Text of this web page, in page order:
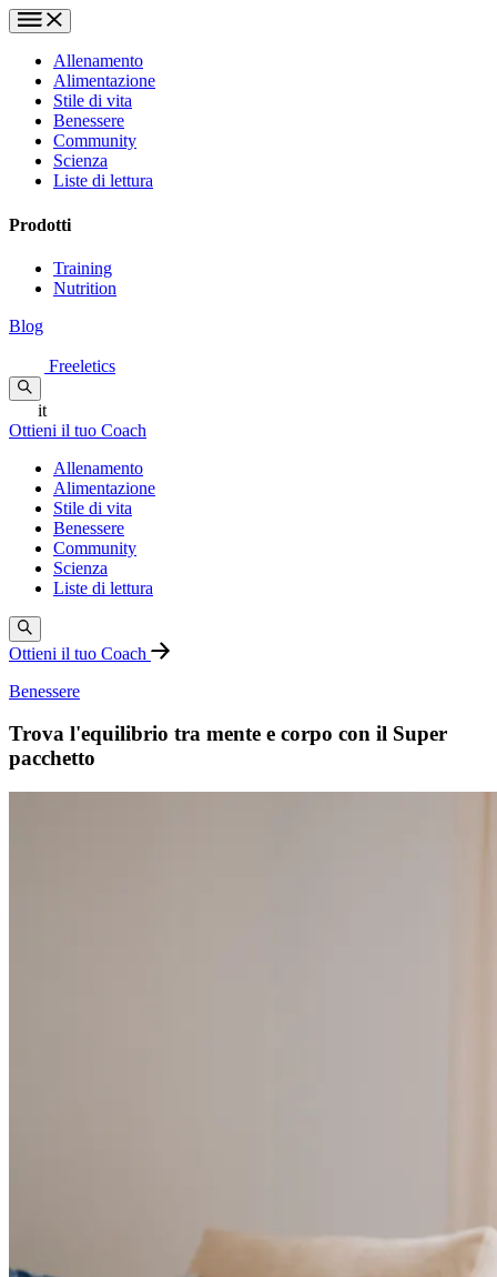
Allenamento
Alimentazione
Stile di vita
Benessere
Community
Scienza
Liste di lettura
Prodotti
Training
Nutrition
Blog
Freeletics
it
Ottieni il tuo Coach
Allenamento
Alimentazione
Stile di vita
Benessere
Community
Scienza
Liste di lettura
Ottieni il tuo Coach
Benessere
Trova l'equilibrio tra mente e corpo con il Super
pacchetto